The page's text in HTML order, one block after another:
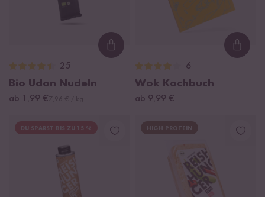
Loading...
25
Bio Udon Nudeln
ab 1,99 €
6
Wok Kochbuch
ab 9,99 €
DU SPARST BIS ZU 15 % HIGH PROTEIN